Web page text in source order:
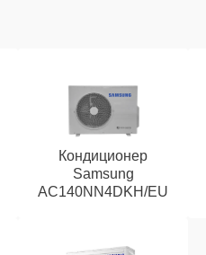
Кондиционер
Samsung
AC140NN4DKH/EU